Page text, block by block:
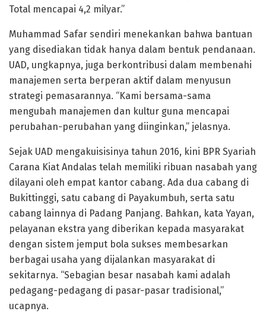
Total mencapai 4,2 milyar.”
Muhammad Safar sendiri menekankan bahwa bantuan
yang disediakan tidak hanya dalam bentuk pendanaan.
UAD, ungkapnya, juga berkontribusi dalam membenahi
manajemen serta berperan aktif dalam menyusun
strategi pemasarannya. “Kami bersama-sama
mengubah manajemen dan kultur guna mencapai
perubahan-perubahan yang diinginkan,” jelasnya.
Sejak UAD mengakuisisinya tahun 2016, kini BPR Syariah
Carana Kiat Andalas telah memiliki ribuan nasabah yang
dilayani oleh empat kantor cabang. Ada dua cabang di
Bukittinggi, satu cabang di Payakumbuh, serta satu
cabang lainnya di Padang Panjang. Bahkan, kata Yayan,
pelayanan ekstra yang diberikan kepada masyarakat
dengan sistem jemput bola sukses membesarkan
berbagai usaha yang dijalankan masyarakat di
sekitarnya. “Sebagian besar nasabah kami adalah
pedagang-pedagang di pasar-pasar tradisional,”
ucapnya.